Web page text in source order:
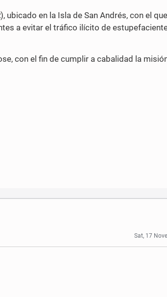
ubicado en la Isla de San Andrés, con el
a evitar el tráfico ilícito de
con el fin de cumplir a cabalidad la
Sat, 17